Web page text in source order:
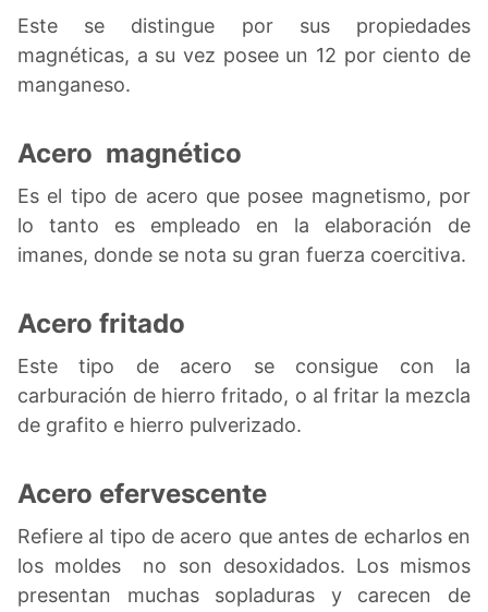
Este se distingue por sus propiedades
magnéticas, a su vez posee un 12 por ciento de
manganeso.
Acero magnético
Es el tipo de acero que posee magnetismo, por
lo tanto es empleado en la elaboración de
imanes, donde se nota su gran fuerza coercitiva.
Acero fritado
Este tipo de acero se consigue con la
carburación de hierro fritado, o al fritar la mezcla
de grafito e hierro pulverizado.
Acero efervescente
Refiere al tipo de acero que antes de echarlos en
los moldes no son desoxidados. Los mismos
presentan muchas sopladuras y carecen de